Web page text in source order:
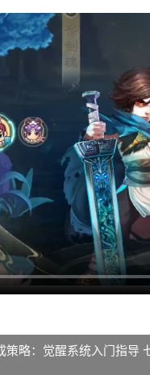
策略：觉醒系统入门指导